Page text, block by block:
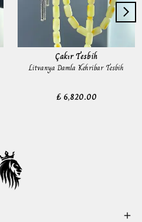
Çakır Tesbih
Litvanya Damla Kehribar Tesbih
₺ 6,820.00